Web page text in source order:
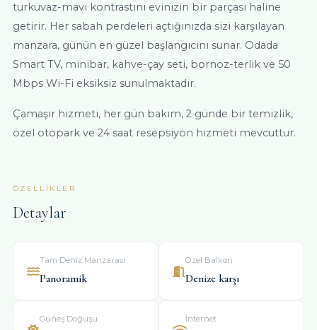
turkuvaz-mavi kontrastını evinizin bir parçası haline
getirir. Her sabah perdeleri açtığınızda sizi karşılayan
manzara, günün en güzel başlangıcını sunar. Odada
Smart TV, minibar, kahve-çay seti, bornoz-terlik ve 50
Mbps Wi-Fi eksiksiz sunulmaktadır.
Çamaşır hizmeti, her gün bakım, 2 günde bir temizlik,
özel otopark ve 24 saat resepsiyon hizmeti mevcuttur.
ÖZELLIKLER
Detaylar
Tam Deniz Manzarası
Panoramik
Özel Balkon
Denize karşı
Güneş Doğuşu İnternet